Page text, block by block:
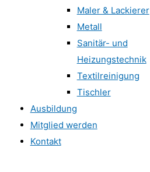
Maler & Lackierer
Metall
Sanitär- und
Heizungstechnik
Textilreinigung
Tischler
Ausbildung
Mitglied werden
Kontakt